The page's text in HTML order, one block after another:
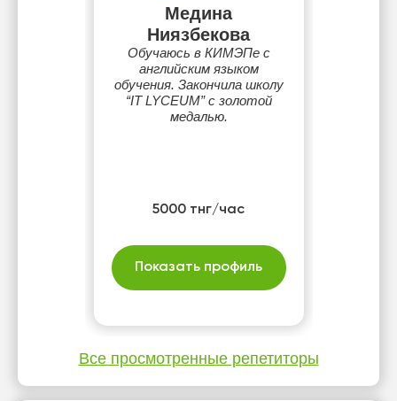
Медина
Ниязбекова
Обучаюсь в КИМЭПе с
английским языком
обучения. Закончила школу
“IT LYCEUM” с золотой
медалью.
5000 тнг/час
Показать профиль
Все просмотренные репетиторы